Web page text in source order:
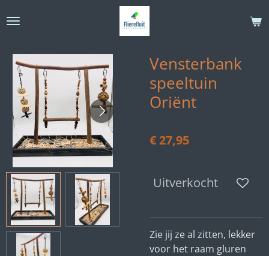
direct
de
hoofdinhoud
Vensterbank
speeltuin
Oriënt
€ 27,95
Uitverkocht
Zie jij ze al zitten, lekker
voor het raam gluren